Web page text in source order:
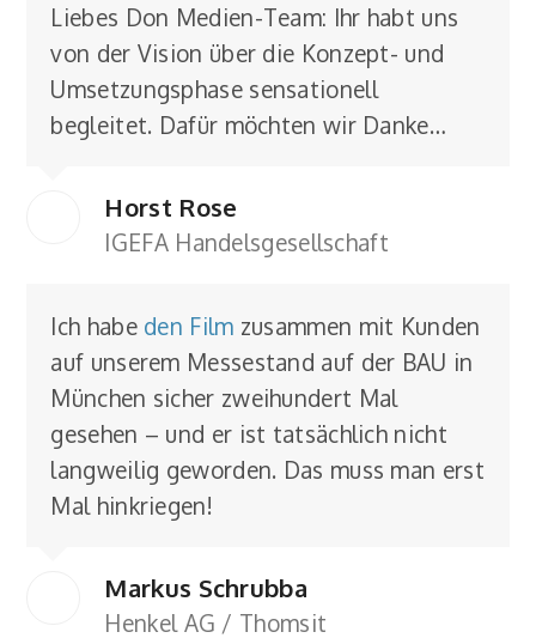
Liebes Don Medien-Team: Ihr habt uns
von der Vision über die Konzept- und
Umsetzungsphase sensationell
begleitet. Dafür möchten wir Danke…
Horst Rose
IGEFA Handelsgesellschaft
Ich habe den Film zusammen mit Kunden
auf unserem Messestand auf der BAU in
München sicher zweihundert Mal
gesehen – und er ist tatsächlich nicht
langweilig geworden. Das muss man erst
Mal hinkriegen!
Markus Schrubba
Henkel AG / Thomsit